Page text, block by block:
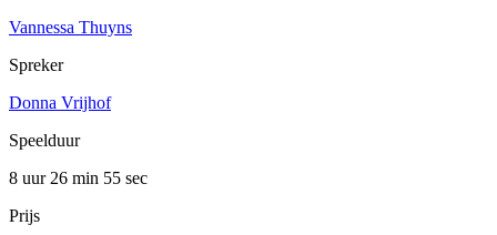
Vannessa Thuyns
Spreker
Donna Vrijhof
Speelduur
8 uur 26 min 55 sec
Prijs